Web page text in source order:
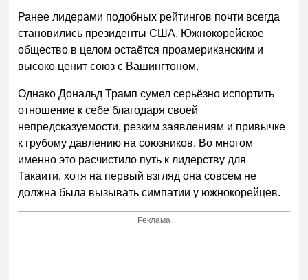
Ранее лидерами подобных рейтингов почти всегда
становились президенты США. Южнокорейское
общество в целом остаётся проамериканским и
высоко ценит союз с Вашингтоном.
Однако Дональд Трамп сумел серьёзно испортить
отношение к себе благодаря своей
непредсказуемости, резким заявлениям и привычке
к грубому давлению на союзников. Во многом
именно это расчистило путь к лидерству для
Такаити, хотя на первый взгляд она совсем не
должна была вызывать симпатии у южнокорейцев.
Реклама